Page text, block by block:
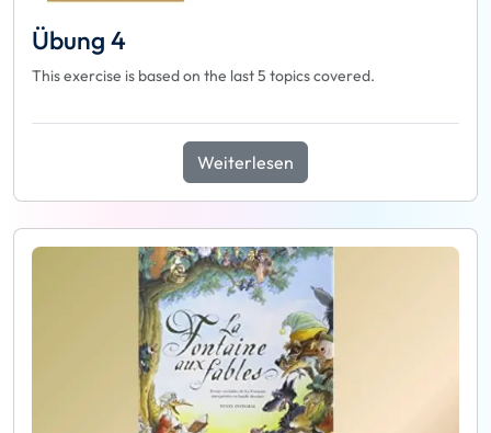
Übung 4
This exercise is based on the last 5 topics covered.
Weiterlesen